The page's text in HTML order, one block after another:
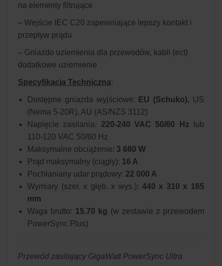
na elementy filtrujące
– Wejście IEC C20 zapewniające lepszy kontakt i
przepływ prądu
– Gniazdo uziemienia dla przewodów, kabli (ect)
dodatkowe uziemienie
Specyfikacja Techniczna:
Dostępne gniazda wyjściowe: EU (Schuko), US
(Nema 5-20R), AU (AS/NZS 3112)
Napięcie zasilania: 220-240 VAC 50/60 Hz
lub
110-120 VAC 50/60 Hz
Maksymalne obciążenie: 3 680 W
Prąd maksymalny (ciągły): 16 A
Pochłaniany udar prądowy: 22 000 A
Wymiary (szer. x głęb. x wys.): 440 x 310 x 165
mm
Waga brutto: 15.70 kg (w zestawie z przewodem
PowerSync Plus)
Przewód zasilający GigaWatt PowerSync Ultra